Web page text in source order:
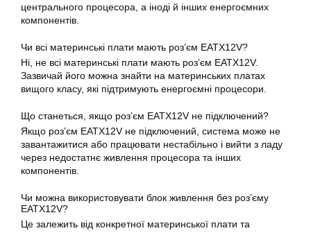
центрального процесора, а іноді й інших енергоємних
компонентів.
Чи всі материнські плати мають роз’єм EATX12V?
Ні, не всі материнські плати мають роз’єм EATX12V.
Зазвичай його можна знайти на материнських платах
вищого класу, які підтримують енергоємні процесори.
Що станеться, якщо роз’єм EATX12Vне підключений?
Якщо роз’єм EATX12V не підключений, система може не
завантажитися або працювати нестабільно і вийти з ладу
через недостатнє живлення процесора та інших
компонентів.
Чи можна використовувати блок живлення без роз’єму
EATX12V?
Це залежить від конкретної материнської плати та